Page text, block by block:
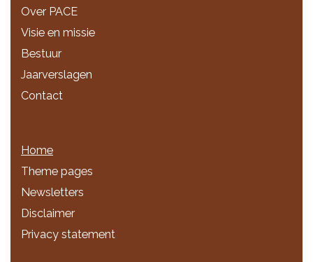
Over PACE
Visie en missie
Bestuur
Jaarverslagen
Contact
Home
Theme pages
Newsletters
Disclaimer
Privacy statement